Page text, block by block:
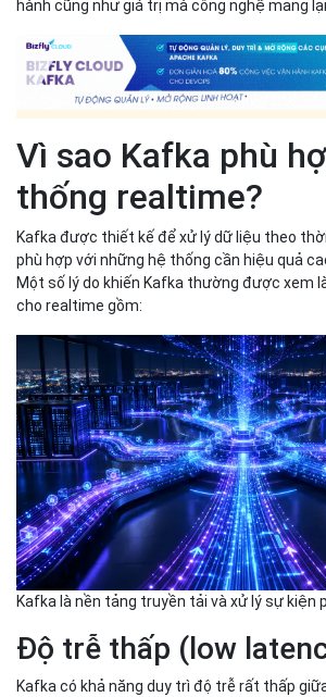
hành cũng như giá trị mà công nghệ mang lại.
Vì sao Kafka phù
thống realtime?
Kafka được thiết kế để xử lý dữ liệu theo
phù hợp với những hệ thống cần hiệu quả
Một số lý do khiến Kafka thường được xem
cho realtime gồm:
Kafka là nền tảng truyền tải và xử lý sự kiện
Độ trễ thấp (low
Kafka có khả năng duy trì độ trễ rất thấp